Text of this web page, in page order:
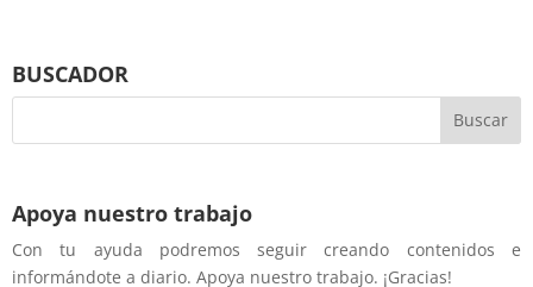
BUSCADOR
Apoya nuestro trabajo
Con tu ayuda podremos seguir creando contenidos e
informándote a diario. Apoya nuestro trabajo. ¡Gracias!